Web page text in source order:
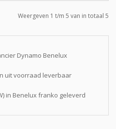
Weergeven 1 t/m 5 van in totaal 5
Dynamo Benelux
uit voorraad leverbaar
in Benelux franko geleverd